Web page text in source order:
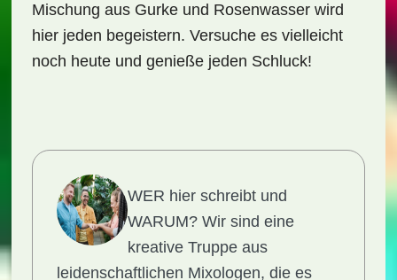
Mischung aus Gurke und Rosenwasser wird
hier jeden begeistern. Versuche es vielleicht
noch heute und genieße jeden Schluck!
WER hier schreibt und
WARUM?Wir sind eine
kreative Truppe aus
leidenschaftlichen Mixologen, die es